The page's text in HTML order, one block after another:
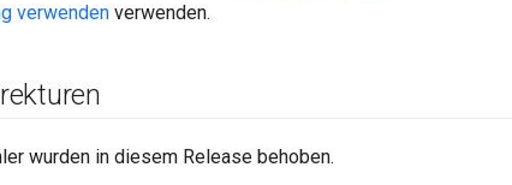
verwenden verwenden.
wurden in diesem Release behoben.